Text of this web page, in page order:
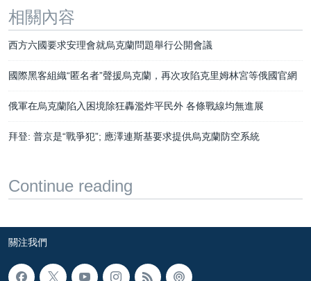
相關內容
西方六國要求安理會就烏克蘭問題舉行公開會議
國際黑客組織“匿名者”聲援烏克蘭，再次攻陷克里姆林宮等俄國官網
俄軍在烏克蘭陷入困境除狂轟濫炸平民外 各條戰線均無進展
拜登: 普京是“戰爭犯”; 應澤連斯基要求提供烏克蘭防空系統
Continue reading
關注我們